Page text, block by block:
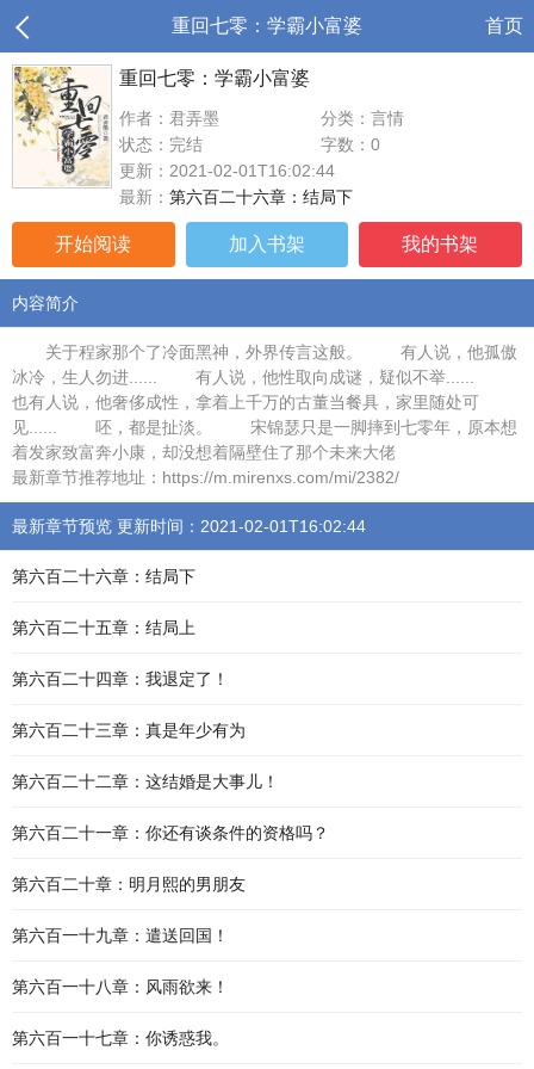
重回七零：学霸小富婆 首页
重回七零：学霸小富婆
作者：君弄墨
分类：言情
状态：完结
字数：0
更新：2021-02-01T16:02:44
最新： 第六百二十六章：结局下
开始阅读 加入书架 我的书架
内容简介
关于程家那个了冷面黑神，外界传言这般。 有人说，他孤傲
冰冷，生人勿进...... 有人说，他性取向成谜，疑似不举......
也有人说，他奢侈成性，拿着上千万的古董当餐具，家里随处可
见...... 呸，都是扯淡。 宋锦瑟只是一脚摔到七零年，原本想
着发家致富奔小康，却没想着隔壁住了那个未来大佬
最新章节推荐地址：https://m.mirenxs.com/mi/2382/
最新章节预览 更新时间：2021-02-01T16:02:44
第六百二十六章：结局下
第六百二十五章：结局上
第六百二十四章：我退定了！
第六百二十三章：真是年少有为
第六百二十二章：这结婚是大事儿！
第六百二十一章：你还有谈条件的资格吗？
第六百二十章：明月熙的男朋友
第六百一十九章：遣送回国！
第六百一十八章：风雨欲来！
第六百一十七章：你诱惑我。